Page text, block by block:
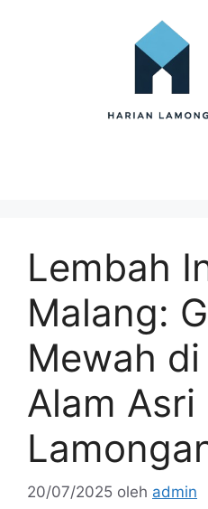
Lembah
Malang:
Mewah
Alam Asri
20/07/2025 oleh admin